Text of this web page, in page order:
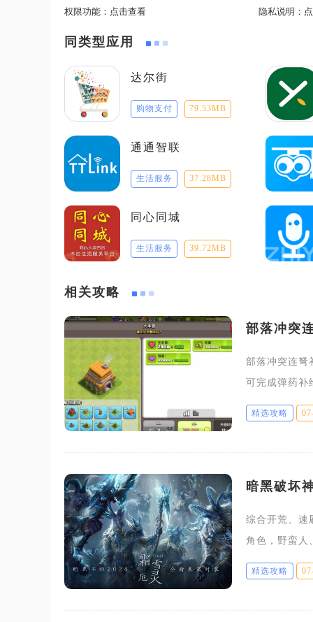
权限功能： 点击查看 隐私说明：
同类型应用
达尔街
购物支付 79.53MB
通通智联
生活服务 37.28MB
同心同城
生活服务 39.72MB
相关攻略
部落冲突
部落冲突连弩
可完成弹药补
量，不同等级
万
精选攻略
暗黑破坏
综合开荒、速
角色，野蛮人
军各有细分强
家目标、装备
精选攻略